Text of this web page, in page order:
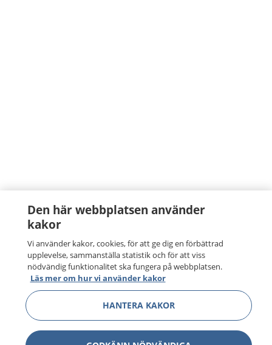
1177–tryggt om din hälsa och vård
På 1177.se får du råd om hälsa och information om
sjukdomar och vilka mottagningar du kan kontakta.
Logga in för att läsa din journal och göra dina
vårdärenden. Ring telefonnummer 1177 för
sjukvårdsrådgivning dygnet runt.
Den här webbplatsen använder
kakor
Vi använder kakor, cookies, för att ge dig en förbättrad
upplevelse, sammanställa statistik och för att viss
nödvändig funktionalitet ska fungera på webbplatsen.
Läs mer om hur vi använder kakor
HANTERA KAKOR